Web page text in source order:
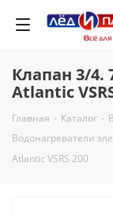
Клапан 3/4.
Atlantic
Главная - Каталог -
Водонагреватели
Atlantic VSRS 200